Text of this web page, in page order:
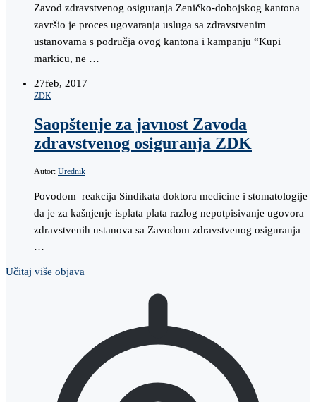
Zavod zdravstvenog osiguranja Zeničko-dobojskog kantona
završio je proces ugovaranja usluga sa zdravstvenim
ustanovama s područja ovog kantona i kampanju “Kupi
markicu, ne …
27feb, 2017
ZDK
Saopštenje za javnost Zavoda
zdravstvenog osiguranja ZDK
Autor: Urednik
Povodom reakcija Sindikata doktora medicine i stomatologije
da je za kašnjenje isplata plata razlog nepotpisivanje ugovora
zdravstvenih ustanova sa Zavodom zdravstvenog osiguranja
…
Učitaj više objava